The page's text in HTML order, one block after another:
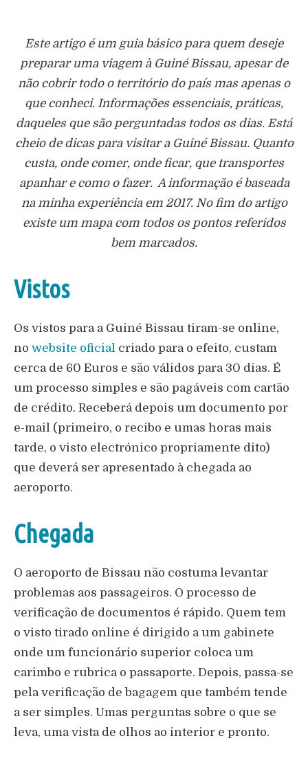
Este artigo é um guia básico para quem deseje
preparar uma viagem à Guiné Bissau, apesar de
não cobrir todo o território do país mas apenas o
que conheci. Informações essenciais, práticas,
daqueles que são perguntadas todos os dias. Está
cheio de dicas para visitar a Guiné Bissau. Quanto
custa, onde comer, onde ficar, que transportes
apanhar e como o fazer. A informação é baseada
na minha experiência em 2017. No fim do artigo
existe um mapa com todos os pontos referidos
bem marcados.
Vistos
Os vistos para a Guiné Bissau tiram-se online,
no website oficial criado para o efeito, custam
cerca de 60 Euros e são válidos para 30 dias. É
um processo simples e são pagáveis com cartão
de crédito. Receberá depois um documento por
e-mail (primeiro, o recibo e umas horas mais
tarde, o visto electrónico propriamente dito)
que deverá ser apresentado à chegada ao
aeroporto.
Chegada
O aeroporto de Bissau não costuma levantar
problemas aos passageiros. O processo de
verificação de documentos é rápido. Quem tem
o visto tirado online é dirigido a um gabinete
onde um funcionário superior coloca um
carimbo e rubrica o passaporte. Depois, passa-se
pela verificação de bagagem que também tende
a ser simples. Umas perguntas sobre o que se
leva, uma vista de olhos ao interior e pronto.